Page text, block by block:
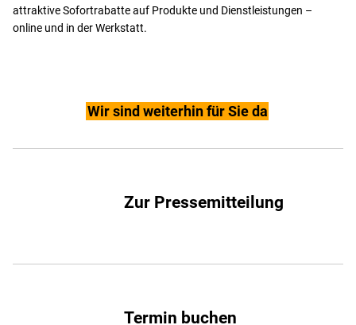
attraktive Sofortrabatte auf Produkte und Dienstleistungen –
online und in der Werkstatt.
Wir sind weiterhin für Sie da
Zur Pressemitteilung
Termin buchen